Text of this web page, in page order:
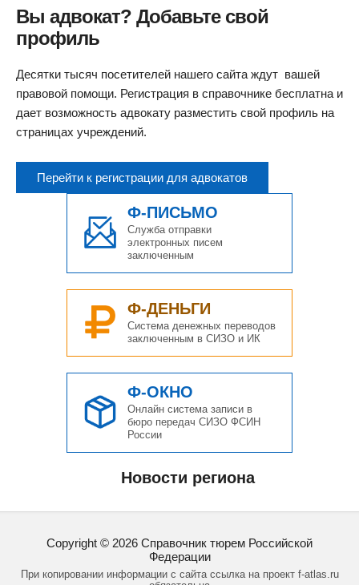
Вы адвокат? Добавьте свой
профиль
Десятки тысяч посетителей нашего сайта ждут вашей
правовой помощи. Регистрация в справочнике бесплатна и
дает возможность адвокату разместить свой профиль на
страницах учреждений.
Перейти к регистрации для адвокатов
Ф-ПИСЬМО
Служба отправки
электронных писем
заключенным
Ф-ДЕНЬГИ
Система денежных переводов
заключенным в СИЗО и ИК
Ф-ОКНО
Онлайн система записи в
бюро передач СИЗО ФСИН
России
Новости региона
Copyright © 2026 Справочник тюрем Российской
Федерации
При копировании информации с сайта ссылка на проект f-atlas.ru